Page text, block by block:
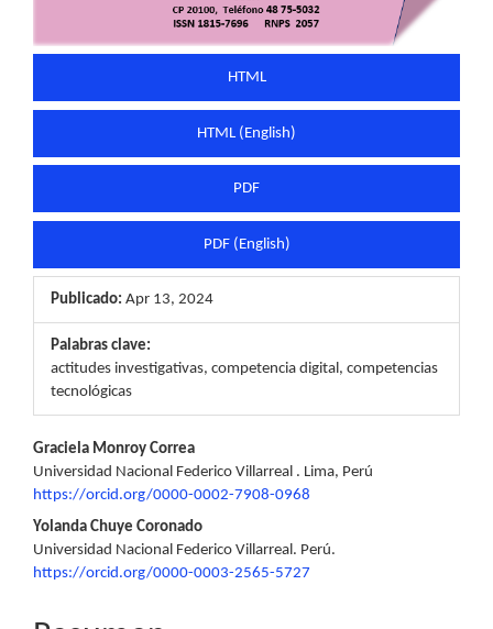
HTML
HTML (English)
PDF
PDF (English)
Publicado: Apr 13, 2024
Palabras clave:
actitudes investigativas, competencia digital, competencias
tecnológicas
Contenido
principal
del
artículo
Graciela Monroy Correa
Universidad Nacional Federico Villarreal . Lima, Perú
https://orcid.org/0000-0002-7908-0968
Yolanda Chuye Coronado
Universidad Nacional Federico Villarreal. Perú.
https://orcid.org/0000-0003-2565-5727